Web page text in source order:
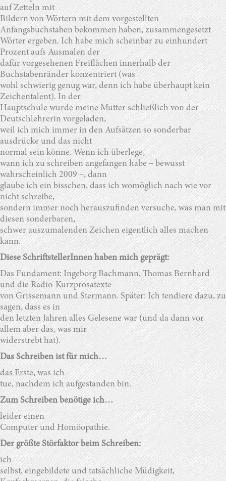
auf Zetteln mit
Bildern von Wörtern mit dem vorgestellten
Anfangsbuchstaben bekommen haben, zusammengesetzt
Wörter ergeben. Ich habe mich scheinbar zu einhundert
Prozent aufs Ausmalen der
dafür vorgesehenen Freiflächen innerhalb der
Buchstabenränder konzentriert (was
wohl schwierig genug war, denn ich habe überhaupt kein
Zeichentalent). In der
Hauptschule wurde meine Mutter schließlich von der
Deutschlehrerin vorgeladen,
weil ich mich immer in den Aufsätzen so sonderbar
ausdrücke und das nicht
normal sein könne. Wenn ich überlege,
wann ich zu schreiben angefangen habe – bewusst
wahrscheinlich 2009 –, dann
glaube ich ein bisschen, dass ich womöglich nach wie vor
nicht schreibe,
sondern immer noch herauszufinden versuche, was man mit
diesen sonderbaren,
schwer auszumalenden Zeichen eigentlich alles machen
kann.
Diese SchriftstellerInnen haben mich geprägt:
Das Fundament: Ingeborg Bachmann, Thomas Bernhard
und die Radio-Kurzprosatexte
von Grissemann und Stermann. Später: Ich tendiere dazu, zu
sagen, dass es in
den letzten Jahren alles Gelesene war (und da dann vor
allem aber das, was mir
widerstrebt hat).
Das Schreiben ist für mich…
das Erste, was ich
tue, nachdem ich aufgestanden bin.
Zum Schreiben benötige ich…
leider einen
Computer und Homöopathie.
Der größte Störfaktor beim Schreiben:
ich
selbst, eingebildete und tatsächliche Müdigkeit,